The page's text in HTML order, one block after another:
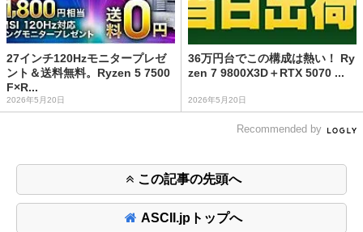
27インチ120Hzモニタープレゼ
ント＆送料無料。Ryzen 5 7500
F×R...
2026年5月20日
36万円台でこの構成は熱い！ Ry
zen 7 9800X3D＋RTX 5070 ...
2026年5月20日
Recommended by
この記事の先頭へ
ASCII.jpトップへ